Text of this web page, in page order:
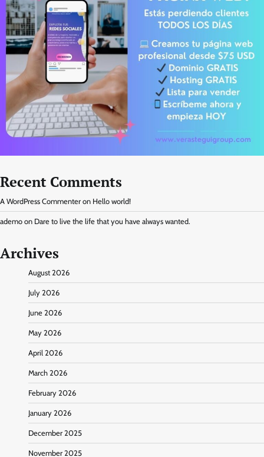
Recent Comments
A WordPress Commenter on Hello world!
ademo on Dare to live the life that you have always wanted.
Archives
August 2026
July 2026
June 2026
May 2026
April 2026
March 2026
February 2026
January 2026
December 2025
November 2025